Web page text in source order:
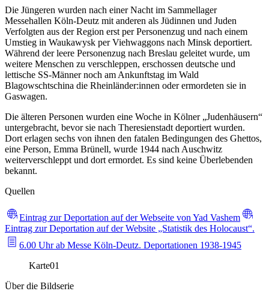
Die Jüngeren wurden nach einer Nacht im Sammellager
Messehallen Köln-Deutz mit anderen als Jüdinnen und Juden
Verfolgten aus der Region erst per Personenzug und nach einem
Umstieg in Waukawysk per Viehwaggons nach Minsk deportiert.
Während der leere Personenzug nach Breslau geleitet wurde, um
weitere Menschen zu verschleppen, erschossen deutsche und
lettische SS-Männer noch am Ankunftstag im Wald
Blagowschtschina die Rheinländer:innen oder ermordeten sie in
Gaswagen.
Die älteren Personen wurden eine Woche in Kölner „Judenhäusern“
untergebracht, bevor sie nach Theresienstadt deportiert wurden.
Dort erlagen sechs von ihnen den fatalen Bedingungen des Ghettos,
eine Person, Emma Brünell, wurde 1944 nach Auschwitz
weiterverschleppt und dort ermordet. Es sind keine Überlebenden
bekannt.
Quellen
Eintrag zur Deportation auf der Webseite von Yad Vashem
Eintrag zur Deportation auf der Website „Statistik des Holocaust“.
6.00 Uhr ab Messe Köln-Deutz. Deportationen 1938-1945
Karte01
Über die Bildserie